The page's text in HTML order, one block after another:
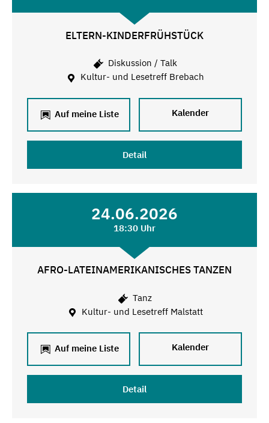
ELTERN-KINDERFRÜHSTÜCK
Diskussion / Talk
Kultur- und Lesetreff Brebach
Auf meine Liste Kalender
Detail
24.06.2026
18:30 Uhr
AFRO-LATEINAMERIKANISCHES TANZEN
Tanz
Kultur- und Lesetreff Malstatt
Auf meine Liste Kalender
Detail